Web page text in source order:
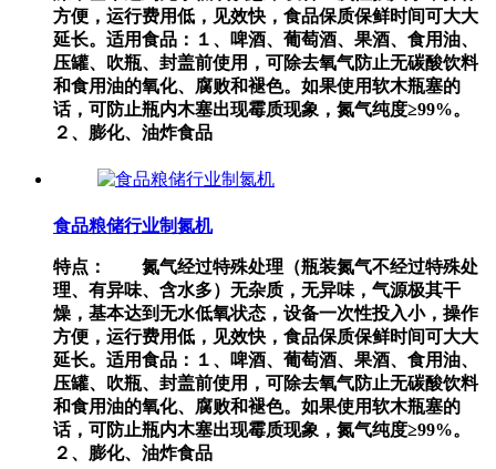
方便，运行费用低，见效快，食品保质保鲜时间可大大
延长。适用食品：１、啤酒、葡萄酒、果酒、食用油、
压罐、吹瓶、封盖前使用，可除去氧气防止无碳酸饮料
和食用油的氧化、腐败和褪色。如果使用软木瓶塞的
话，可防止瓶内木塞出现霉质现象，氮气纯度≥99%。
２、膨化、油炸食品
食品粮储行业制氮机
特点： 氮气经过特殊处理（瓶装氮气不经过特殊处
理、有异味、含水多）无杂质，无异味，气源极其干
燥，基本达到无水低氧状态，设备一次性投入小，操作
方便，运行费用低，见效快，食品保质保鲜时间可大大
延长。适用食品：１、啤酒、葡萄酒、果酒、食用油、
压罐、吹瓶、封盖前使用，可除去氧气防止无碳酸饮料
和食用油的氧化、腐败和褪色。如果使用软木瓶塞的
话，可防止瓶内木塞出现霉质现象，氮气纯度≥99%。
２、膨化、油炸食品